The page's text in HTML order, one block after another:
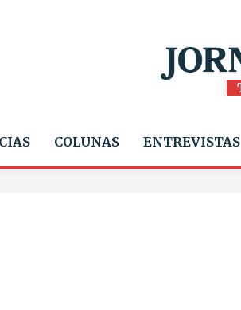
COLUNAS ENTREVISTAS